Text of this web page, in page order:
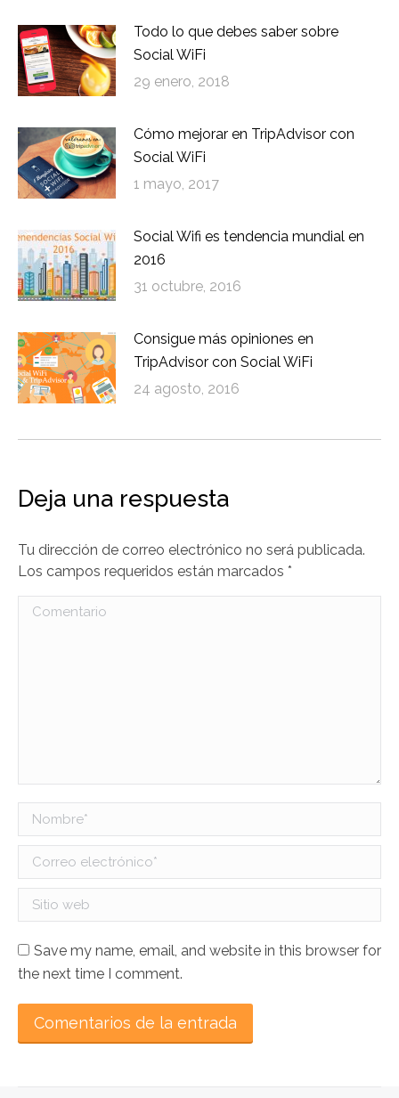
Todo lo que debes saber sobre
Social WiFi
29 enero, 2018
Cómo mejorar en TripAdvisor con
Social WiFi
1 mayo, 2017
Social Wifi es tendencia mundial en
2016
31 octubre, 2016
Consigue más opiniones en
TripAdvisor con Social WiFi
24 agosto, 2016
Deja una respuesta
Tu dirección de correo electrónico no será publicada.
Los campos requeridos están marcados *
Comentario
Nombre *
Correo electrónico *
Sitio web
Save my name, email, and website in this browser for
the next time I comment.
Comentarios de la entrada